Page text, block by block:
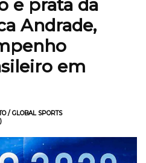
e prata da
Andrade,
em
/ GLOBAL SPORTS